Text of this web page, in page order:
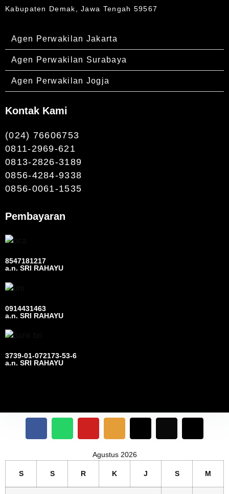
Kabupaten Demak, Jawa Tengah 59567
Agen Perwakilan Jakarta
Agen Perwakilan Surabaya
Agen Perwakilan Jogja
Kontak Kami
(024) 76606753
0811-2969-621
0813-2826-3189
0856-4284-9338
0856-0061-1535
Pembayaran
8547181217
a.n. SRI RAHAYU
0914431463
a.n. SRI RAHAYU
3739-01-072173-53-6
a.n. SRI RAHAYU
Agustus 2026
S S R K J S M